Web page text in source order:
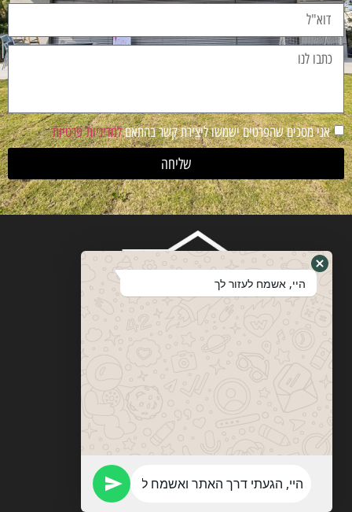
אני מסכים שהפרטים ישמשו ליצירת קשר בהתאםלמדיניות פרטיות
שליחה
vitebskys@gmail.com
היי, אשמח לעזור לך